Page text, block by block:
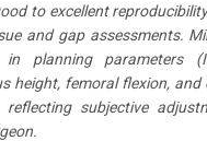
to excellent
and gap assessments.
in planning parameters
height, femoral flexion, and
reflecting subjective